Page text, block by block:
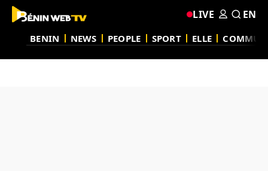
BENIN NEWS PEOPLE SPORT ELLE
LIVE EN